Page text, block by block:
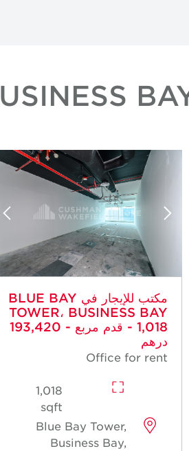
مكتب للإيجار في BLUE BAY
TOWER، BUSINESS BAY
- 1,018 قدم مربع - 193,420
درهم
Office for rent
1,018
sqft
Blue Bay Tower,
Business Bay,